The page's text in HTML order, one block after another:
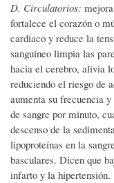
D. Circulatorios:
fortalece el corazón o
cardiaco y reduce la
sanguíneo limpia las
hacia el cerebro, alivia
reduciendo el riesgo de
aumenta su frecuencia
de sangre por minuto,
descenso de la
lipoproteínas en la
basculares. Dicen que
infarto y la hipertensión.